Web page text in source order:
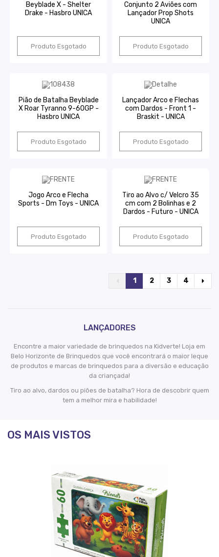
Beyblade X - Shelter
Drake - Hasbro UNICA
Produto Esgotado
Conjunto 2 Aviões com
Lançador Prop Shots
UNICA
Produto Esgotado
Pião de Batalha Beyblade
X Roar Tyranno 9-60GP -
Hasbro UNICA
Produto Esgotado
Lançador Arco e Flechas
com Dardos - Front 1 -
Braskit - UNICA
Produto Esgotado
Jogo Arco e Flecha
Sports - Dm Toys - UNICA
Produto Esgotado
Tiro ao Alvo c/ Velcro 35
cm com 2 Bolinhas e 2
Dardos - Futuro - UNICA
Produto Esgotado
1 2 3 4
LANÇADORES
Encontre a maior variedade de brinquedos na Kidverte! Loja em
Belo Horizonte de Brinquedos que você encontrará o maior leque
de produtos e marcas de brinquedos para a diversão e educação
da criançada!
Tiro ao alvo, dardos ou piões de batalha? Hora de descobrir quem
tem a melhor mira e habilidade!
OS MAIS VISTOS